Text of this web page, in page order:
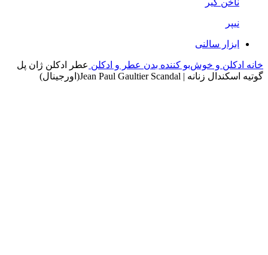
ناخن گیر
نیپر
ابزار سالنی
خانه ادکلن و خوش‌بو کننده بدن عطر و ادکلن عطر ادکلن ژان پل
گوتیه اسکندال زنانه | Jean Paul Gaultier Scandal(اورجینال)